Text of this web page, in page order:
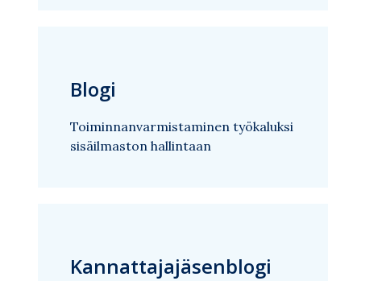
Blogi
Toiminnanvarmistaminen työkaluksi
sisäilmaston hallintaan
Kannattajajäsenblogi